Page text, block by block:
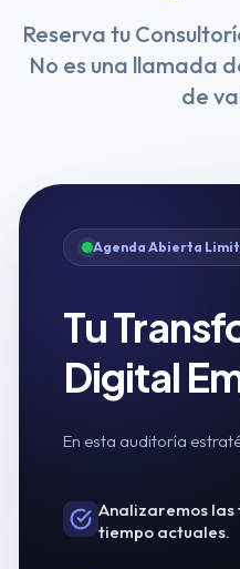
Reserva tu
No es una llamada
de
Agenda Abierta
Tu
Digital
En esta auditoría
Analizaremos
tiempo actuales.